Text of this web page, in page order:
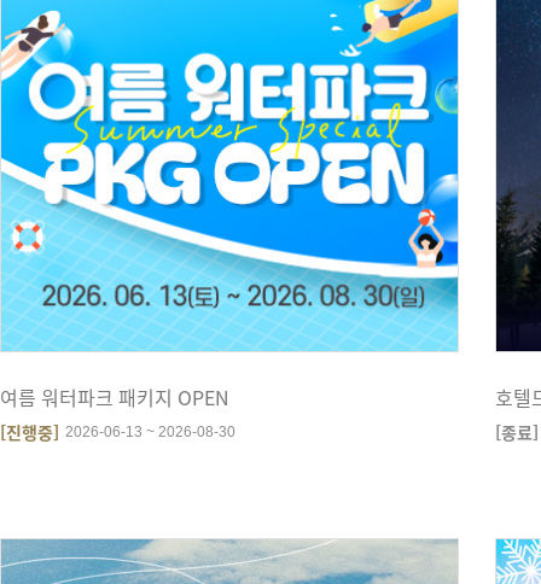
여름 워터파크 패키지 OPEN
[진행중] 2026-06-13 ~ 2026-08-30
호텔
[종료]